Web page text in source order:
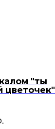
"ты
цветочек"